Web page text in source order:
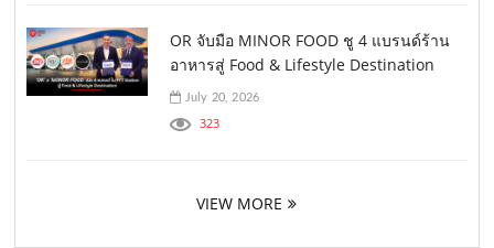
OR จับมือ MINOR FOOD ชู 4 แบรนด์ร้าน
อาหารสู่ Food & Lifestyle Destination
July 20, 2026
323
VIEW MORE